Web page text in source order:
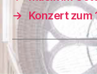
→
Konzert zum